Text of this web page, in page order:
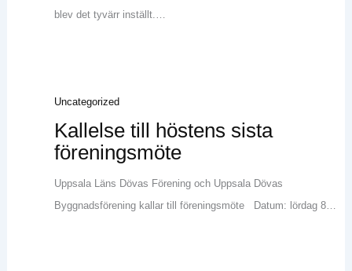
blev det tyvärr inställt.…
Uncategorized
Kallelse till höstens sista
föreningsmöte
Uppsala Läns Dövas Förening och Uppsala Dövas
Byggnadsförening kallar till föreningsmöte Datum: lördag 8…